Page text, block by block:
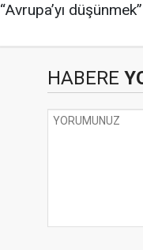
“Avrupa’yı
HABERE